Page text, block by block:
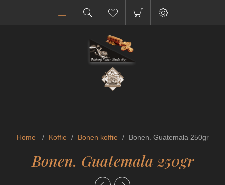
Home / Koffie / Bonen koffie / Bonen. Guatemala 250gr
Bonen. Guatemala 250gr